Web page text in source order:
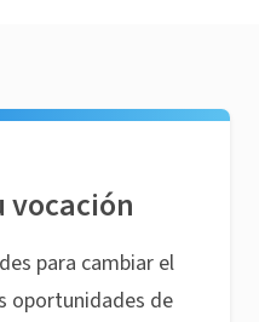
vocación
para cambiar el
oportunidades de